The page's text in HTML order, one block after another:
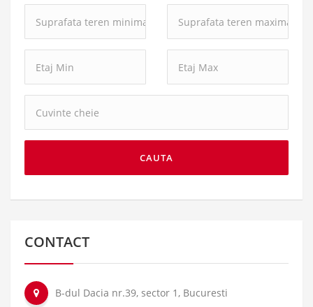
teren
minima:
teren
maxima:
cheie:
CAUTA
CONTACT
B-dul Dacia nr.39, sector 1, Bucuresti